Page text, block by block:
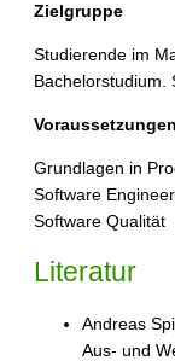
Zielgruppe
Studierende im
Bachelorstudium.
Voraussetzungen
Grundlagen in
Software
Software Qualität
Literatur
Andreas
Aus- und